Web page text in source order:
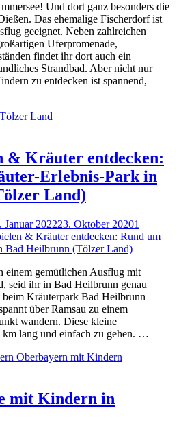
Und dort ganz besonders die
Das ehemalige Fischerdorf ist
geeignet. Neben zahlreichen
Uferpromenade,
findet ihr dort auch ein
Strandbad. Aber nicht nur
zu entdecken ist spannend,
& Kräuter entdecken:
Erlebnis-Park in
Land)
Januar 202223. Oktober 20201
& Kräuter entdecken: Rund um
Bad Heilbrunn (Tölzer Land)
einem gemütlichen Ausflug mit
seid ihr in Bad Heilbrunn genau
Kräuterpark Bad Heilbrunn
über Ramsau zu einem
wandern. Diese kleine
lang und einfach zu gehen. …
mit Kindern in